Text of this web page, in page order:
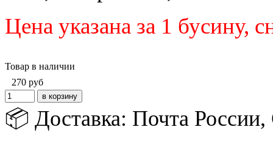
Цена указана за 1 бусину,
Товар в наличии
270 руб
📦 Доставка: Почта